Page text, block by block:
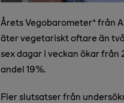
Årets Vegobarometer* från
äter vegetariskt oftare än
sex dagar i veckan ökar från
andel 19%.
Fler slutsatser från